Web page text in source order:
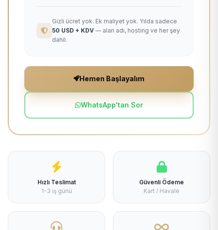
Gizli ücret yok. Ek maliyet yok. Yılda sadece
50 USD + KDV — alan adı, hosting ve her şey
dahil.
Hemen Başlayalım
WhatsApp'tan Sor
Hızlı Teslimat
1-3 iş günü
Güvenli Ödeme
Kart / Havale